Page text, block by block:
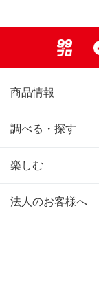
商品情報
調べる・探す
楽しむ
法人のお客様へ